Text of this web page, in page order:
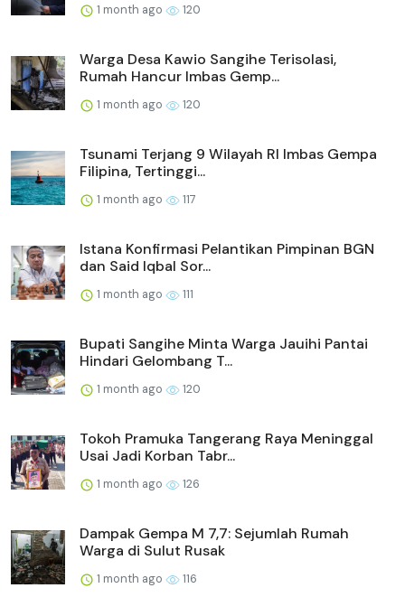
1 month ago 120
Warga Desa Kawio Sangihe Terisolasi,
Rumah Hancur Imbas Gemp...
1 month ago 120
Tsunami Terjang 9 Wilayah RI Imbas Gempa
Filipina, Tertinggi...
1 month ago 117
Istana Konfirmasi Pelantikan Pimpinan BGN
dan Said Iqbal Sor...
1 month ago 111
Bupati Sangihe Minta Warga Jauihi Pantai
Hindari Gelombang T...
1 month ago 120
Tokoh Pramuka Tangerang Raya Meninggal
Usai Jadi Korban Tabr...
1 month ago 126
Dampak Gempa M 7,7: Sejumlah Rumah
Warga di Sulut Rusak
1 month ago 116